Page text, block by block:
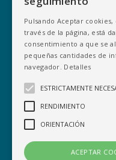
Coco
9001 e ISO
31 Julio 2026
Arbitrade
superar la
29 Julio 2026
Abades
28 Julio 2026
Pulsando Aceptar cookies,
través de la página, está
consentimiento a que se
pequeñas cantidades de
navegador. Detalles
ESTRICTAMENTE
RENDIMIENTO
ORIENTACIÓN
ACEPTAR